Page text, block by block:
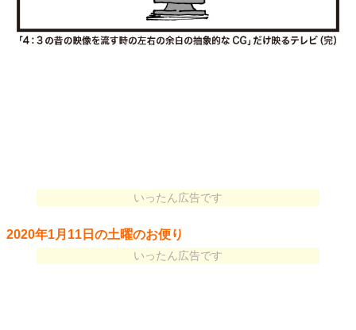
いったん広告です
2020年1月11日の土曜のお便り
いったん広告です